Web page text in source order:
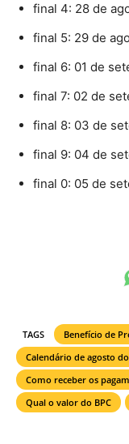
final 4: 28 de
final 5: 29 de
final 6: 01 de
final 7: 02 de
final 8: 03 de
final 9: 04 de
final 0: 05 de
TAGS Benefício de
Calendário de agosto do
Como receber os
Qual o valor do BPC